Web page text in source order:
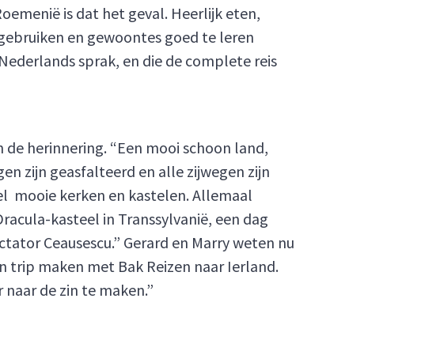
is dat het geval. Heerlijk eten,
en gewoontes goed te leren
sprak, en die de complete reis
herinnering. “Een mooi schoon land,
zijn geasfalteerd en alle zijwegen zijn
mooie kerken en kastelen. Allemaal
kasteel in Transsylvanië, een dag
Ceausescu.” Gerard en Marry weten nu
trip maken met Bak Reizen naar Ierland.
de zin te maken.”